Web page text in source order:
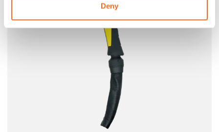
Deny